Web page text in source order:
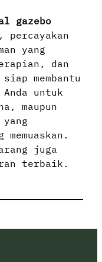
gazebo
, percayakan
yang
dan
membantu
Anda untuk
maupun
juga
terbaik.